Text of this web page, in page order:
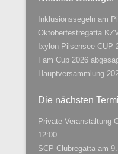
Inklusionssegeln am
Oktoberfestregatta
Ixylon Pilsensee CUP
Fam Cup 2026
Hauptversammlung
Die nächsten
Private Veranstaltung
12:00
SCP Clubregatta am